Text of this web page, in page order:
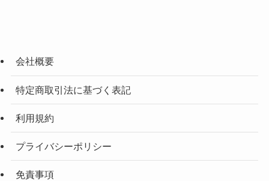
会社概要
特定商取引法に基づく表記
利用規約
プライバシーポリシー
免責事項